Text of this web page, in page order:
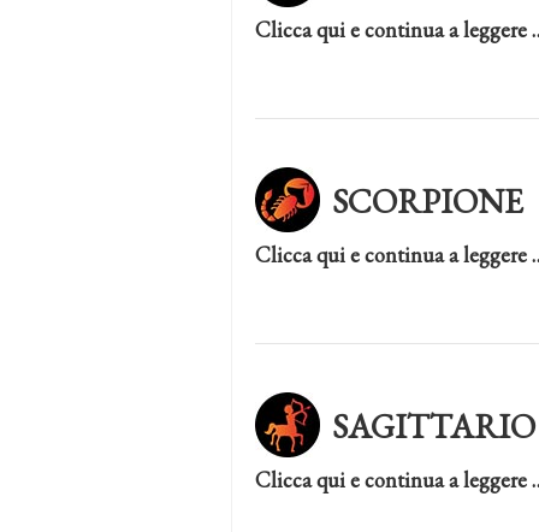
Clicca qui e continua a leggere
SCORPIONE
Clicca qui e continua a leggere
SAGITTARIO
Clicca qui e continua a leggere